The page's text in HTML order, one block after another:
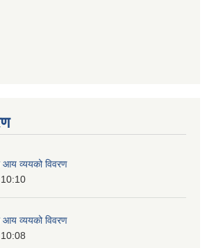
व्ययको विवरण
व्ययको विवरण